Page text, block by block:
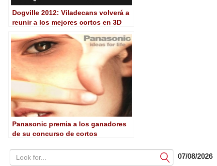
Dogville 2012: Viladecans volverá a
reunir a los mejores cortos en 3D
Panasonic premia a los ganadores
de su concurso de cortos
Submit07/08/2026